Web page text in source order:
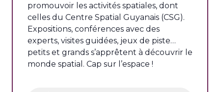
promouvoir les activités spatiales, dont
celles du Centre Spatial Guyanais (CSG).
Expositions, conférences avec des
experts, visites guidées, jeux de piste…
petits et grands s’apprêtent à découvrir le
monde spatial. Cap sur l’espace !